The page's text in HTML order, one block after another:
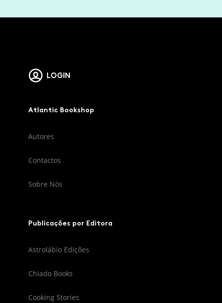
LOGIN
Atlantic Bookshop
Autores
Contactos
Sobre Nós
Publicações por Editora
Astrolábio Edições
Chiado Books
Cooking Stories